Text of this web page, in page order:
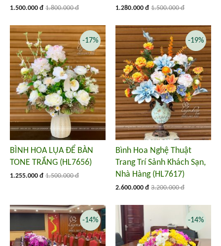
1.500.000 đ 1.800.000 đ 1.280.000 đ 1.500.000 đ
BÌNH HOA LỤA ĐỂ BÀN
TONE TRẮNG (HL7656)
1.255.000 đ 1.500.000 đ
-17%
Bình Hoa Nghệ Thuật
Trang Trí Sảnh Khách Sạn,
Nhà Hàng (HL7617)
2.600.000 đ 3.200.000 đ
-19%
-14% -14%